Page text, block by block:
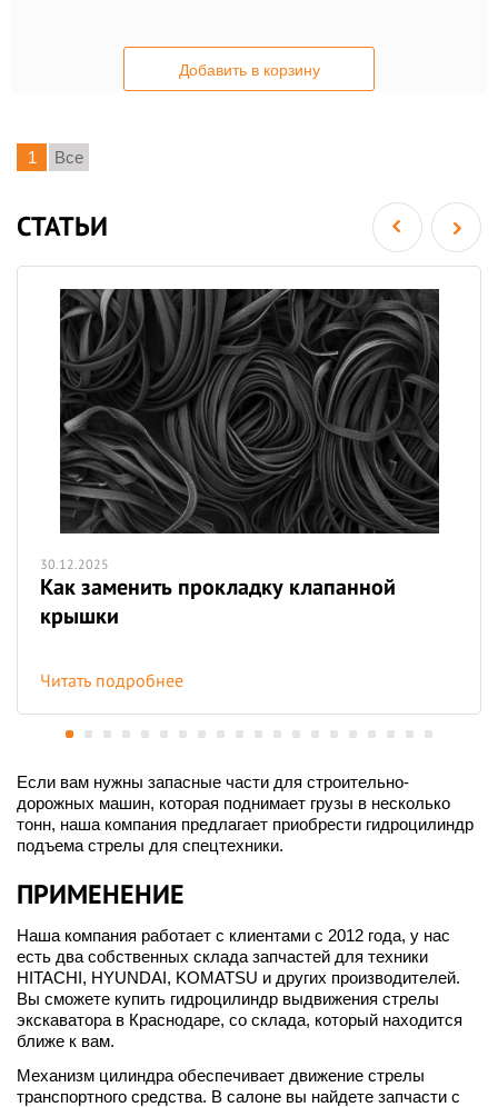
Добавить в корзину
1 Все
СТАТЬИ
30.12.2025
Как заменить прокладку клапанной
крышки
Читать подробнее
Если вам нужны запасные части для строительно-
дорожных машин, которая поднимает грузы в несколько
тонн, наша компания предлагает приобрести гидроцилиндр
подъема стрелы для спецтехники.
ПРИМЕНЕНИЕ
Наша компания работает с клиентами с 2012 года, у нас
есть два собственных склада запчастей для техники
HITACHI, HYUNDAI, KOMATSU и других производителей.
Вы сможете купить гидроцилиндр выдвижения стрелы
экскаватора в Краснодаре, со склада, который находится
ближе к вам.
Механизм цилиндра обеспечивает движение стрелы
транспортного средства. В салоне вы найдете запчасти с